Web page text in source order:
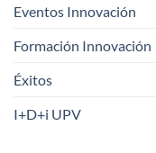
Eventos Innovación
Formación Innovación
Éxitos
I+D+i UPV